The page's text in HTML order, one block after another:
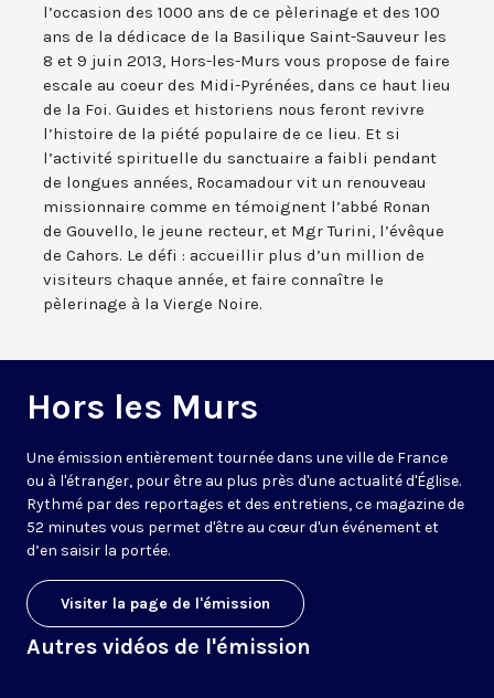
l’occasion des 1000 ans de ce pèlerinage et des 100
ans de la dédicace de la Basilique Saint-Sauveur les
8 et 9 juin 2013, Hors-les-Murs vous propose de faire
escale au coeur des Midi-Pyrénées, dans ce haut lieu
de la Foi. Guides et historiens nous feront revivre
l’histoire de la piété populaire de ce lieu. Et si
l’activité spirituelle du sanctuaire a faibli pendant
de longues années, Rocamadour vit un renouveau
missionnaire comme en témoignent l’abbé Ronan
de Gouvello, le jeune recteur, et Mgr Turini, l’évêque
de Cahors. Le défi : accueillir plus d’un million de
visiteurs chaque année, et faire connaître le
pèlerinage à la Vierge Noire.
Hors les Murs
Une émission entièrement tournée dans une ville de France
ou à l'étranger, pour être au plus près d'une actualité d'Église.
Rythmé par des reportages et des entretiens, ce magazine de
52 minutes vous permet d'être au cœur d'un événement et
d’en saisir la portée.
Visiter la page de l'émission
Autres vidéos de l'émission